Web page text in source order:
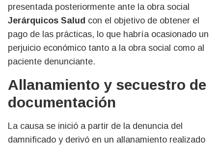
presentada posteriormente ante la obra social
Jerárquicos Salud con el objetivo de obtener el
pago de las prácticas, lo que habría ocasionado un
perjuicio económico tanto a la obra social como al
paciente denunciante.
Allanamiento y secuestro de
documentación
La causa se inició a partir de la denuncia del
damnificado y derivó en un allanamiento realizado